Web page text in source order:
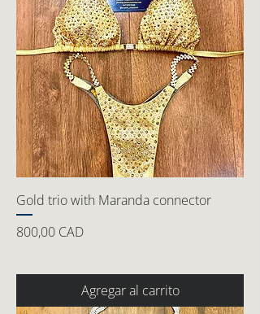
Gold trio with Maranda connector
Precio
800,00 CAD
Agregar al carrito